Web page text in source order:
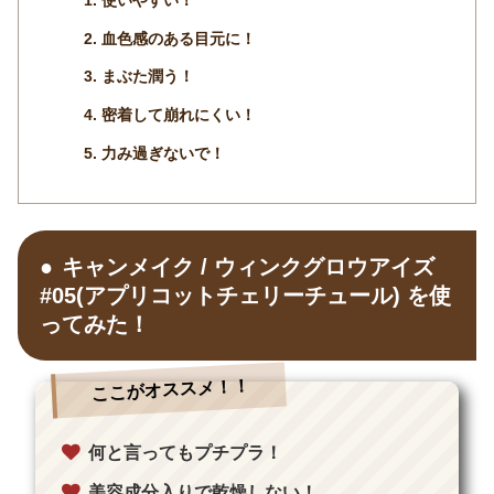
血色感のある目元に！
まぶた潤う！
密着して崩れにくい！
力み過ぎないで！
キャンメイク / ウィンクグロウアイズ
#05(アプリコットチェリーチュール) を使
ってみた！
ここがオススメ！！
何と言ってもプチプラ！